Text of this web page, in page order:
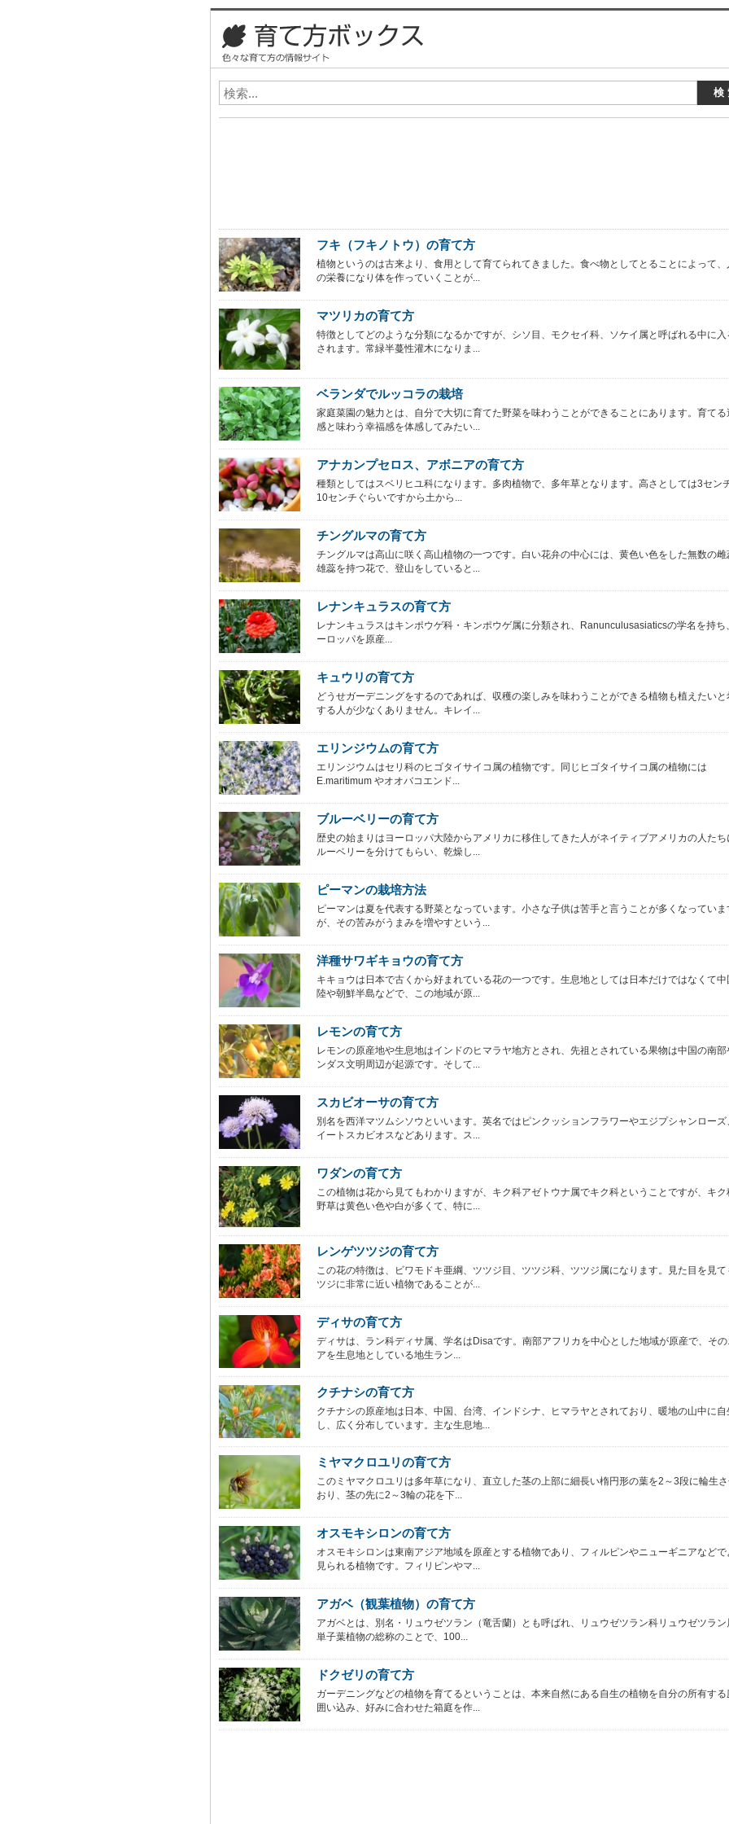
フキ（フキノトウ）の育て方
植物というのは古来より、食用として育てられてきました。食べ物としてとることによって、
の栄養になり体を作っていくことが...
マツリカの育て方
特徴としてどのような分類になるかですが、シソ目、モクセイ科、ソケイ属と呼ばれる中に入
されます。常緑半蔓性灌木になりま...
ベランダでルッコラの栽培
家庭菜園の魅力とは、自分で大切に育てた野菜を味わうことができることにあります。育てる
感と味わう幸福感を体感してみたい...
アナカンプセロス、アボニアの育て方
種類としてはスベリヒユ科になります。多肉植物で、多年草となります。高さとしては3セン
10センチぐらいですから土から...
チングルマの育て方
チングルマは高山に咲く高山植物の一つです。白い花弁の中心には、黄色い色をした無数の雌
雄蕊を持つ花で、登山をしていると...
レナンキュラスの育て方
レナンキュラスはキンポウゲ科・キンポウゲ属に分類され、Ranunculusasiaticsの学名を持ち
ーロッパを原産...
キュウリの育て方
どうせガーデニングをするのであれば、収穫の楽しみを味わうことができる植物も植えたいと
する人が少なくありません。キレイ...
エリンジウムの育て方
エリンジウムはセリ科のヒゴタイサイコ属の植物です。同じヒゴタイサイコ属の植物には
E.maritimum やオオバコエンド...
ブルーベリーの育て方
歴史の始まりはヨーロッパ大陸からアメリカに移住してきた人がネイティブアメリカの人たち
ルーベリーを分けてもらい、乾燥し...
ピーマンの栽培方法
ピーマンは夏を代表する野菜となっています。小さな子供は苦手と言うことが多くなっていま
が、その苦みがうまみを増やすという...
洋種サワギキョウの育て方
キキョウは日本で古くから好まれている花の一つです。生息地としては日本だけではなくて中
陸や朝鮮半島などで、この地域が原...
レモンの育て方
レモンの原産地や生息地はインドのヒマラヤ地方とされ、先祖とされている果物は中国の南部
ンダス文明周辺が起源です。そして...
スカビオーサの育て方
別名を西洋マツムシソウといいます。英名ではピンクッションフラワーやエジプシャンローズ
イートスカビオスなどあります。ス...
ワダンの育て方
この植物は花から見てもわかりますが、キク科アゼトウナ属でキク科ということですが、キク
野草は黄色い色や白が多くて、特に...
レンゲツツジの育て方
この花の特徴は、ビワモドキ亜綱、ツツジ目、ツツジ科、ツツジ属になります。見た目を見て
ツジに非常に近い植物であることが...
ディサの育て方
ディサは、ラン科ディサ属、学名はDisaです。南部アフリカを中心とした地域が原産で、その
アを生息地としている地生ラン...
クチナシの育て方
クチナシの原産地は日本、中国、台湾、インドシナ、ヒマラヤとされており、暖地の山中に自
し、広く分布しています。主な生息地...
ミヤマクロユリの育て方
このミヤマクロユリは多年草になり、直立した茎の上部に細長い楕円形の葉を2～3段に輪生
おり、茎の先に2～3輪の花を下...
オスモキシロンの育て方
オスモキシロンは東南アジア地域を原産とする植物であり、フィルピンやニューギニアなどで
見られる植物です。フィリピンやマ...
アガベ（観葉植物）の育て方
アガベとは、別名・リュウゼツラン（竜舌蘭）とも呼ばれ、リュウゼツラン科リュウゼツラン
単子葉植物の総称のことで、100...
ドクゼリの育て方
ガーデニングなどの植物を育てるということは、本来自然にある自生の植物を自分の所有する
囲い込み、好みに合わせた箱庭を作...